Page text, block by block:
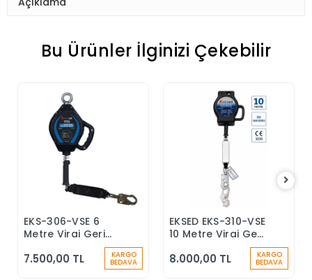
Bu Ürünler İlginizi Çekebilir
Sepete Ekle
EKS-306-VSE 6
Metre Viraj Geri
Durdurucu Keskin
7.500,00 TL KARGO
BEDAVA
Sepete Ekle
EKSED EKS-310-VSE
10 Metre Viraj Geri
Durdurucu
8.000,00 TL KARGO
BEDAVA